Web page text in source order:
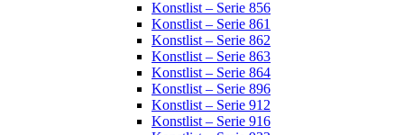
Konstlist – Serie 856
Konstlist – Serie 861
Konstlist – Serie 862
Konstlist – Serie 863
Konstlist – Serie 864
Konstlist – Serie 896
Konstlist – Serie 912
Konstlist – Serie 916